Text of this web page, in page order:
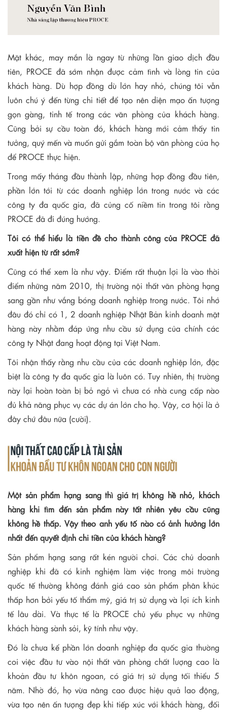
Mặt khác, may mắn là ngay từ những lần giao dịch đầu
tiên, PROCE đã sớm nhận được cảm tình và lòng tin của
khách hàng. Dù hợp đồng dù lớn hay nhỏ, chúng tôi vẫn
luôn chú ý đến từng chi tiết để tạo nên diện mạo ấn tượng
gọn gàng, tinh tế trong các văn phòng của khách hàng.
Cũng bởi sự cầu toàn đó, khách hàng mới cảm thấy tin
tưởng, quý mến và muốn gửi gắm toàn bộ văn phòng của họ
để PROCE thực hiện.
Trong mấy tháng đầu thành lập, những hợp đồng đầu tiên,
phần lớn tới từ các doanh nghiệp lớn trong nước và các
công ty đa quốc gia, đã củng cố niềm tin trong tôi rằng
PROCE đã đi đúng hướng.
Tôi có thể hiểu là tiền đề cho thành công của PROCE đã
xuất hiện từ rất sớm?
Cũng có thể xem là như vậy. Điểm rất thuận lợi là vào thời
điểm những năm 2010, thị trường nội thất văn phòng hạng
sang gần như vắng bóng doanh nghiệp trong nước. Tôi nhớ
đâu đó chỉ có 1, 2 doanh nghiệp Nhật Bản kinh doanh mặt
hàng này nhằm đáp ứng nhu cầu sử dụng của chính các
công ty Nhật đang hoạt động tại Việt Nam.
Tôi nhận thấy rằng nhu cầu của các doanh nghiệp lớn, đặc
biệt là công ty đa quốc gia là luôn có. Tuy nhiên, thị trường
này lại hoàn toàn bị bỏ ngỏ vì chưa có nhà cung cấp nào
đủ khả năng phục vụ các dự án lớn cho họ. Vậy, cơ hội là ở
đây chứ đâu nữa (cười).
Một sản phẩm hạng sang thì giá trị không hề nhỏ, khách
hàng khi tìm đến sản phẩm này tất nhiên yêu cầu cũng
không hề thấp. Vậy theo anh yếu tố nào có ảnh hưởng lớn
nhất đến quyết định chi tiền của khách hàng?
Sản phẩm hạng sang rất kén người chơi. Các chủ doanh
nghiệp khi đã có kinh nghiệm làm việc trong môi trường
quốc tế thường không đánh giá cao sản phẩm phân khúc
thấp hơn bởi yếu tố thẩm mỹ, giá trị sử dụng và lợi ích kinh
tế lâu dài. Và thực tế là PROCE chủ yếu phục vụ những
khách hàng sành sỏi, kỹ tính như vậy.
Đó là chưa kể phần lớn doanh nghiệp đa quốc gia thường
coi việc đầu tư vào nội thất văn phòng chất lượng cao là
khoản đầu tư khôn ngoan, có giá trị sử dụng tối thiểu 5
năm. Nhờ đó, họ vừa nâng cao được hiệu quả lao động,
vừa tạo nên ấn tượng đẹp khi tiếp xúc với khách hàng, đối